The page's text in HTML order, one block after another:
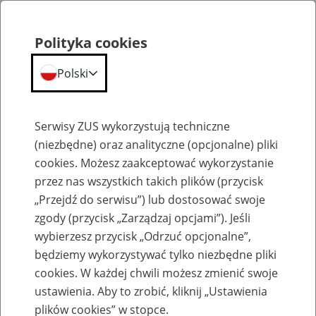
Komunikaty
Obwieszczenie Prezesa Zakładu
Ubezpieczeń Społecznych z dnia 15 maja
Polityka cookies
Polski
Serwisy ZUS wykorzystują techniczne
(niezbędne) oraz analityczne (opcjonalne) pliki
cookies. Możesz zaakceptować wykorzystanie
przez nas wszystkich takich plików (przycisk
„Przejdź do serwisu”) lub dostosować swoje
zgody (przycisk „Zarządzaj opcjami”). Jeśli
wybierzesz przycisk „Odrzuć opcjonalne”,
będziemy wykorzystywać tylko niezbędne pliki
cookies. W każdej chwili możesz zmienić swoje
ustawienia. Aby to zrobić, kliknij „Ustawienia
plików cookies” w stopce.